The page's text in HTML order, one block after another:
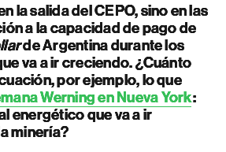
la salida del CEPO, sino en las
a la capacidad de pago de
de Argentina durante los
va a ir creciendo. ¿Cuánto
por ejemplo, lo que
Werning en Nueva York:
energético que va a ir
minería?